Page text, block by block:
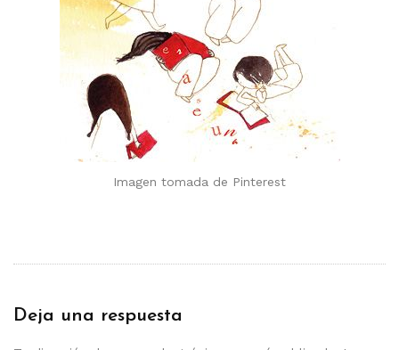
Imagen tomada de Pinterest
Deja una respuesta